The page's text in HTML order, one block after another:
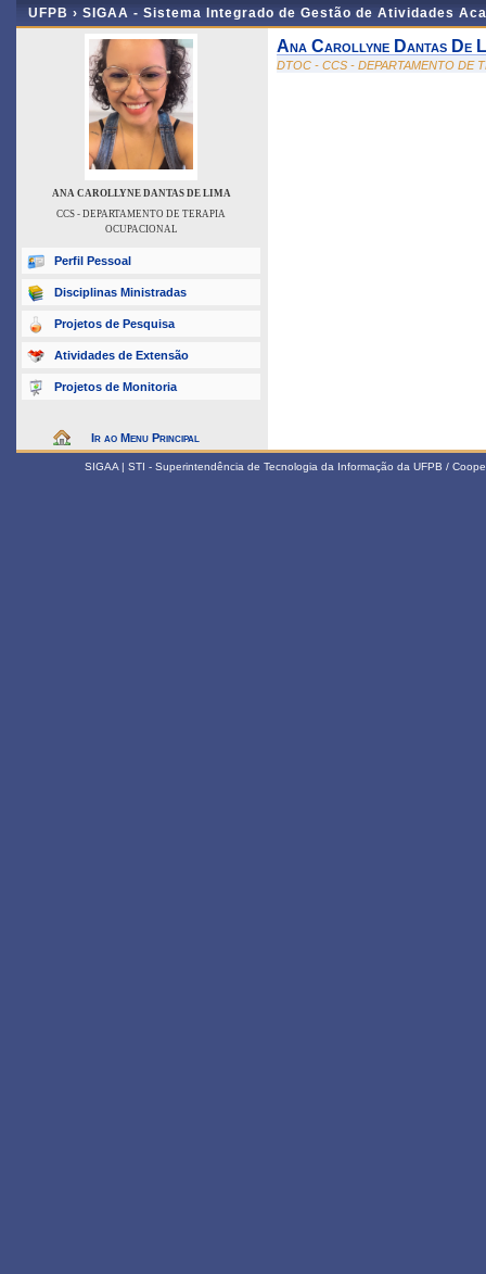
UFPB › SIGAA - Sistema Integrado de Gestão de Atividades
ANA CAROLLYNE DANTAS DE LIMA
CCS - DEPARTAMENTO DE TERAPIA
OCUPACIONAL
Perfil Pessoal
Disciplinas Ministradas
Projetos de Pesquisa
Atividades de Extensão
Projetos de Monitoria
Ir ao Menu Principal
Ana Carollyne Dantas De
DTOC - CCS - DEPARTAMENTO DE
SIGAA | STI - Superintendência de Tecnologia da Informação da UFPB /